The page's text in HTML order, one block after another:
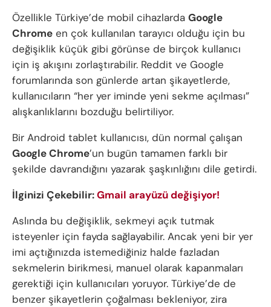
Özellikle Türkiye’de mobil cihazlarda Google
Chrome en çok kullanılan tarayıcı olduğu için bu
değişiklik küçük gibi görünse de birçok kullanıcı
için iş akışını zorlaştırabilir. Reddit ve Google
forumlarında son günlerde artan şikayetlerde,
kullanıcıların “her yer iminde yeni sekme açılması”
alışkanlıklarını bozduğu belirtiliyor.
Bir Android tablet kullanıcısı, dün normal çalışan
Google Chrome’un bugün tamamen farklı bir
şekilde davrandığını yazarak şaşkınlığını dile getirdi.
İlginizi Çekebilir:Gmail arayüzü değişiyor!
Aslında bu değişiklik, sekmeyi açık tutmak
isteyenler için fayda sağlayabilir. Ancak yeni bir yer
imi açtığınızda istemediğiniz halde fazladan
sekmelerin birikmesi, manuel olarak kapanmaları
gerektiği için kullanıcıları yoruyor. Türkiye’de de
benzer şikayetlerin çoğalması bekleniyor, zira